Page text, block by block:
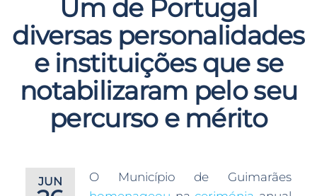
Um de Portugal
diversas personalidades
e instituições que se
notabilizaram pelo seu
percurso e mérito
JUN
O Município de Guimarães